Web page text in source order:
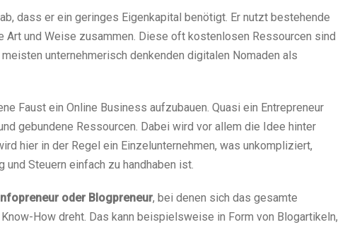
dass er ein geringes Eigenkapital benötigt. Er nutzt bestehende
Art und Weise zusammen. Diese oft kostenlosen Ressourcen sind
unternehmerisch denkenden digitalen Nomaden als
Faust ein Online Business aufzubauen. Quasi ein Entrepreneur
gebundene Ressourcen. Dabei wird vor allem die Idee hinter
hier in der Regel ein Einzelunternehmen, was unkompliziert,
und Steuern einfach zu handhaben ist.
oder Blogpreneur, bei denen sich das gesamte
How dreht. Das kann beispielsweise in Form von Blogartikeln,